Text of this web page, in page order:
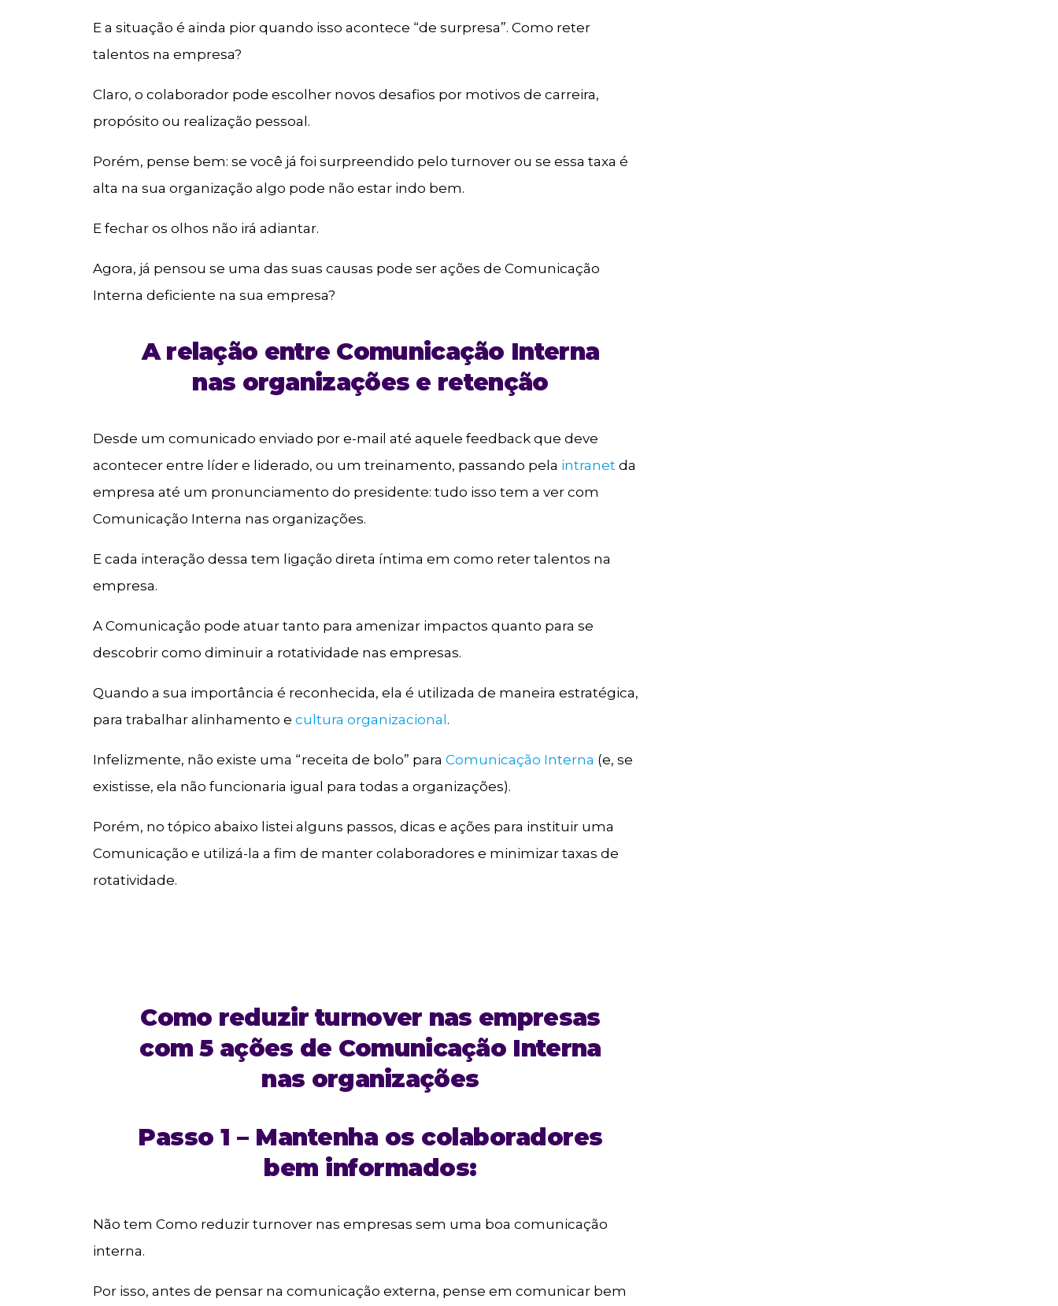
E a situação é ainda pior quando isso acontece “de surpresa”. Como reter
talentos na empresa?
Claro, o colaborador pode escolher novos desafios por motivos de carreira,
propósito ou realização pessoal.
Porém, pense bem: se você já foi surpreendido pelo turnover ou se essa taxa é
alta na sua organização algo pode não estar indo bem.
E fechar os olhos não irá adiantar.
Agora, já pensou se uma das suas causas pode ser ações de Comunicação
Interna deficiente na sua empresa?
A relação entre Comunicação Interna
nas organizações e retenção
Desde um comunicado enviado por e-mail até aquele feedback que deve
acontecer entre líder e liderado, ou um treinamento, passando pela intranet da
empresa até um pronunciamento do presidente: tudo isso tem a ver com
Comunicação Interna nas organizações.
E cada interação dessa tem ligação direta íntima em como reter talentos na
empresa.
A Comunicação pode atuar tanto para amenizar impactos quanto para se
descobrir como diminuir a rotatividade nas empresas.
Quando a sua importância é reconhecida, ela é utilizada de maneira estratégica,
para trabalhar alinhamento ecultura organizacional .
Infelizmente, não existe uma “receita de bolo” paraComunicação Interna (e, se
existisse, ela não funcionaria igual para todas a organizações).
Porém, no tópico abaixo listei alguns passos, dicas e ações para instituir uma
Comunicação e utilizá-la a fim de manter colaboradores e minimizar taxas de
rotatividade.
Como reduzir turnover nas empresas
com 5 ações de Comunicação Interna
nas organizações
Passo 1 – Mantenha os colaboradores
bem informados:
Não tem Como reduzir turnover nas empresas sem uma boa comunicação
interna.
Por isso, antes de pensar na comunicação externa, pense em comunicar bem